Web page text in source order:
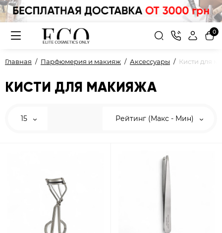
0
Главная Парфюмерия и макияж Аксессуары Кисти для
КИСТИ ДЛЯ МАКИЯЖА
15 Рейтинг (Макс - Мин)